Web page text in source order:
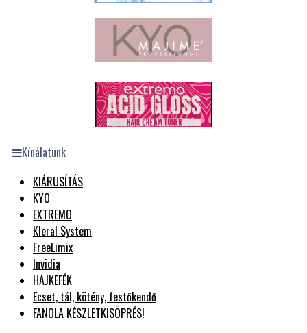
Kínálatunk
KIÁRUSÍTÁS
KYO
EXTREMO
Kleral System
FreeLimix
Invidia
HAJKEFÉK
Ecset, tál, kötény, festőkendő
FANOLA KÉSZLETKISÖPRÉS!